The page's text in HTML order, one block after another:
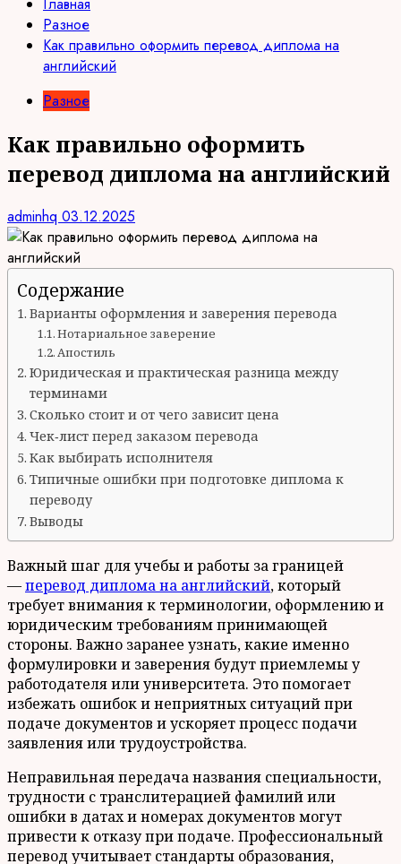
Разное
Как правильно оформить перевод диплома на
английский
Разное
Как правильно оформить
перевод диплома на английский
adminhq 03.12.2025
Содержание
Варианты оформления и заверения перевода
Нотариальное заверение
Апостиль
Юридическая и практическая разница между
терминами
Сколько стоит и от чего зависит цена
Чек‑лист перед заказом перевода
Как выбирать исполнителя
Типичные ошибки при подготовке диплома к
переводу
Выводы
Важный шаг для учебы и работы за границей
—перевод диплома на английский, который
требует внимания к терминологии, оформлению и
юридическим требованиям принимающей
стороны. Важно заранее узнать, какие именно
формулировки и заверения будут приемлемы у
работодателя или университета. Это помогает
избежать ошибок и неприятных ситуаций при
подаче документов и ускоряет процесс подачи
заявления или трудоустройства.
Неправильная передача названия специальности,
трудности с транслитерацией фамилий или
ошибки в датах и номерах документов могут
привести к отказу при подаче. Профессиональный
перевод учитывает стандарты образования,